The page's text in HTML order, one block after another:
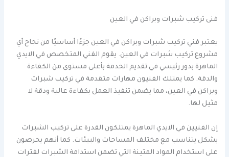
فنى تركيب شبرات وبراكن في العين
يعتبر فني تركيب شبرات وبراكن في العين جزءًا أساسيًا من نجاح أي
مشروع تركيب شبرات في العين. يقوم الفني المتخصص في الايدي
الماهرة بدور رئيسي في تقديم الخدمة بأعلى مستوى من الكفاءة
والدقة. كما يمتلك الفنيون مهارات متقدمة في تركيب شبرات
وبراكن في العين، مما يضمن تنفيذ العمل بكفاءة عالية ودقة لا
مثيل لها.
إن الفنيين في الايدي الماهرة يمتلكون القدرة على تركيب الشبرات
بشكل يتناسب مع مختلف المساحات والبيئات. كما أنهم يحرصون
على استخدام المواد المتينة التي تضمن استدامة الشبرات لفترات